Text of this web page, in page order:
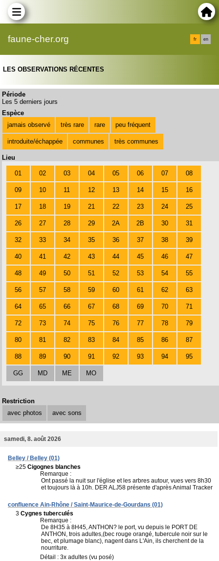
faune-cher.org fr en
LES OBSERVATIONS RÉCENTES
Période
Les 5 derniers jours
Espèce
jamais observé
très rare rare peu fréquent
introduite/échappée communes très communes
Lieu
01 02 03 04 05 06 07 08
09 10 11 12 13 14 15 16
17 18 19 21 22 23 24 25
26 27 28 29 2A 2B 30 31
32 33 34 35 36 37 38 39
40 41 42 43 44 45 46 47
48 49 50 51 52 53 54 55
56 57 58 59 60 61 62 63
64 65 66 67 68 69 70 71
72 73 74 75 76 77 78 79
80 81 82 83 84 85 86 87
88 89 90 91 92 93 94 95
GG MD ME MO
Restriction
avec photos
avec sons
samedi, 8. août 2026
Belley / Belley (01)
≥25 Cigognes blanches
Remarque :
Ont passé la nuit sur l'église et les arbres autour, vues vers 8h30
et toujours là à 10h. DER ALJ58 présente d'après Animal Tracker
confluence Ain-Rhône / Saint-Maurice-de-Gourdans (01)
3 Cygnes tuberculés
Remarque :
De 8H35 à 8H45, ANTHON? le port, vu depuis le PORT DE
ANTHON, trois adultes,(bec rouge orangé, tubercule noir sur le
bec, et plumage blanc), nagent dans L'Ain, ils cherchent de la
nourriture.
Détail : 3x adultes (vu posé)